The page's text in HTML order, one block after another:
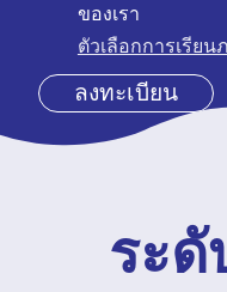
ของเรา
ตัวเลือกการเรีย
ลงทะเบียน
ระดั